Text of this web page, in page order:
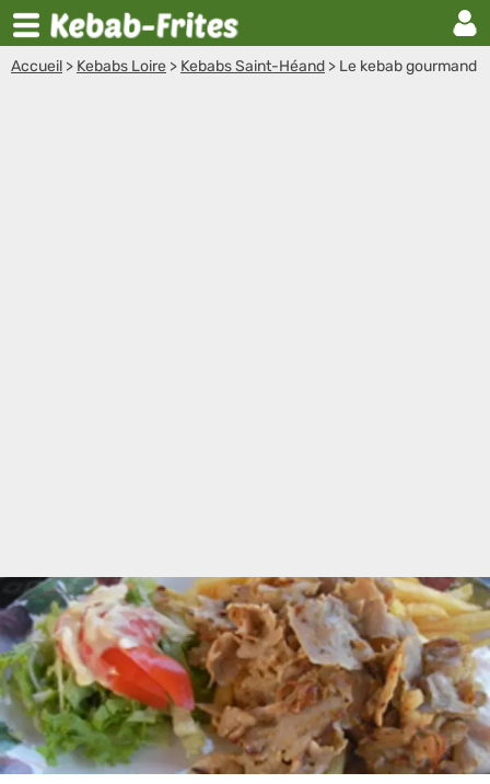
Accueil > Kebabs Loire > Kebabs Saint-Héand > Le kebab gourmand